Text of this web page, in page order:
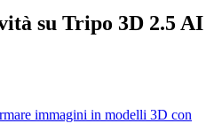
su Tripo 3D 2.5 AI
immagini in modelli 3D con